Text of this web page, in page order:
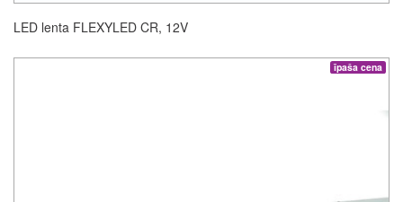
LED lenta FLEXYLED CR, 12V
īpaša cena